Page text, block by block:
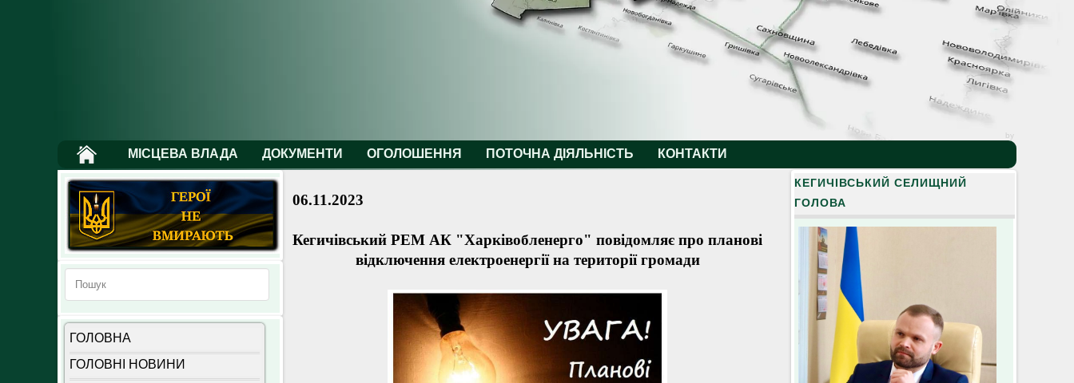
by
МІСЦЕВА ВЛАДА ДОКУМЕНТИ ОГОЛОШЕННЯ ПОТОЧНА ДІЯЛЬНІСТЬ КОНТАКТИ
ГОЛОВНА
ГОЛОВНІ НОВИНИ
КЕГИЧІВСЬКИЙ СЕЛИЩНИЙ
ГОЛОВА
06.11.2023
Кегичівський РЕМ АК "Харківобленерго" повідомляє про планові
відключення електроенергії на території громади